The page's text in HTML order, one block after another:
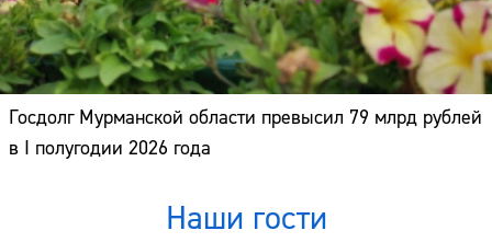
Госдолг Мурманской области превысил 79 млрд рублей
в I полугодии 2026 года
Наши гости